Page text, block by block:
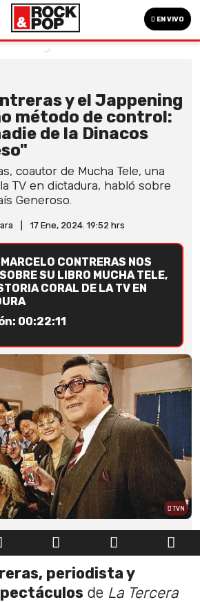
EN VIVO
y el Jappening
método de control:
de la Dinacos
coautor de Mucha Tele, una
TV en dictadura, habló sobre
Generoso.
17 Ene, 2024. 19:52 hrs
CONTRERAS NOS
SU LIBRO MUCHA TELE,
CORAL DE LA TV EN
00:22:11
TVN
periodista y
de La Tercera